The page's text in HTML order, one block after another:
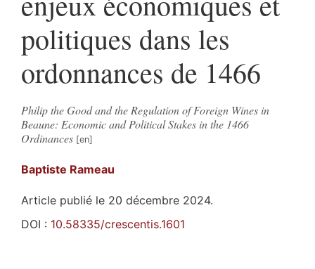
politiques dans les
ordonnances de 1466
Philip the Good and the Regulation of Foreign Wines in
Beaune: Economic and Political Stakes in the 1466
Ordinances
Baptiste Rameau
Article publié le 20 décembre 2024.
DOI : 10.58335/crescentis.1601